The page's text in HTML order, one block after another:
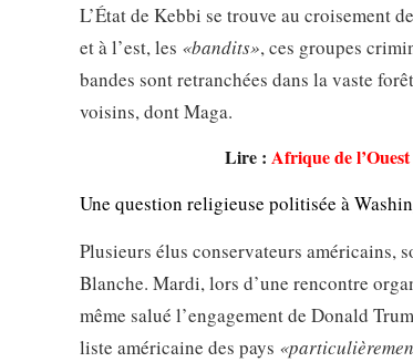
L’État de Kebbi se trouve au croisement
et à l’est, les «bandits», ces groupes
bandes sont retranchées dans la vaste
voisins, dont Maga.
Lire :Afrique de
Une question religieuse politisée à
Plusieurs élus conservateurs américains,
Blanche. Mardi, lors d’une rencontre
même salué l’engagement de Donald
liste américaine des pays